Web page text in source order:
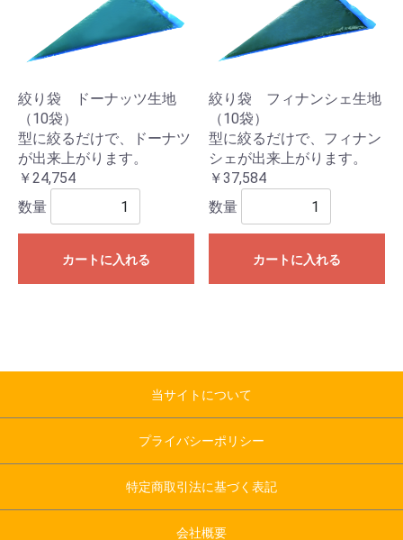
絞り袋 ドーナッツ生地
（10袋）
型に絞るだけで、ドーナツ
が出来上がります。
￥24,754
数量
カートに入れる
絞り袋 フィナンシェ生地
（10袋）
型に絞るだけで、フィナン
シェが出来上がります。
￥37,584
数量
カートに入れる
当サイトについて
プライバシーポリシー
特定商取引法に基づく表記
会社概要